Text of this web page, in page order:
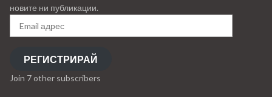
новите ни публикации.
Email
адрес
РЕГИСТРИРАЙ
Join 7 other subscribers